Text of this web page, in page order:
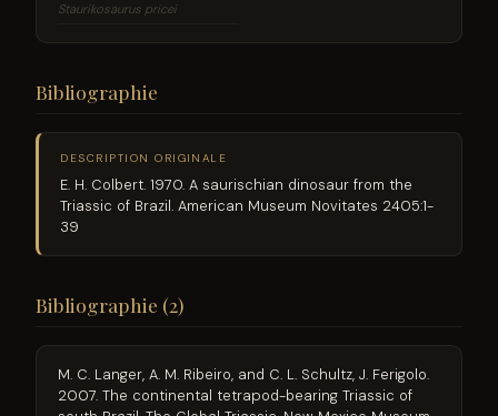
Staurikosaurus pricei
Bibliographie
DESCRIPTION ORIGINALE
E. H. Colbert. 1970. A saurischian dinosaur from the
Triassic of Brazil. American Museum Novitates 2405:1-
39
Bibliographie (2)
M. C. Langer, A. M. Ribeiro, and C. L. Schultz, J. Ferigolo.
2007. The continental tetrapod-bearing Triassic of